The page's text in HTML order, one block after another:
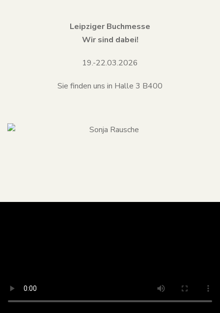
Leipziger Buchmesse
Wir sind dabei!
19.-22.03.2026
Sie finden uns in Halle 3 B400